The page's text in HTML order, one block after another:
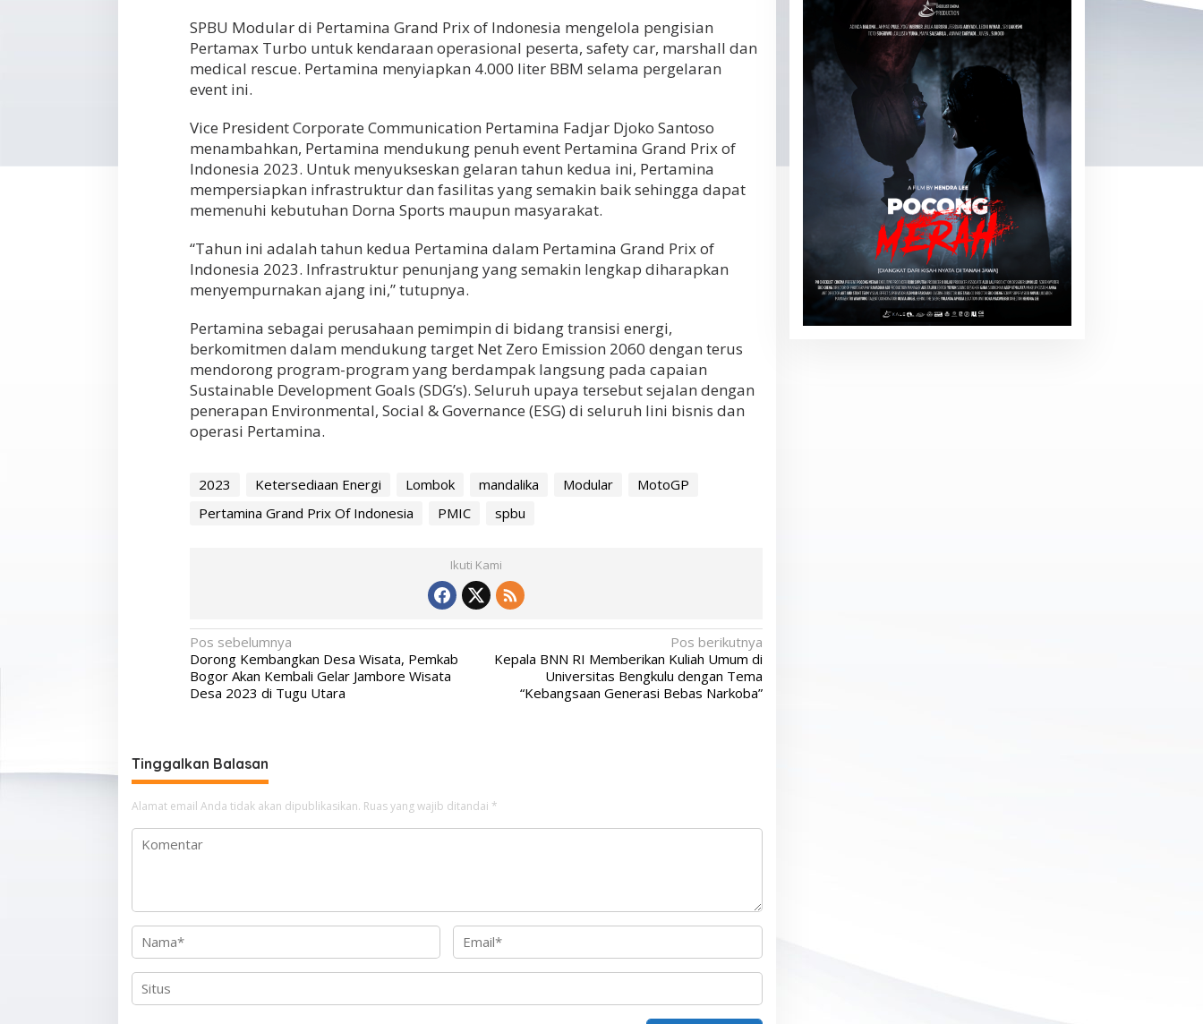
SPBU Modular di Pertamina Grand Prix of Indonesia mengelola pengisian
Pertamax Turbo untuk kendaraan operasional peserta, safety car, marshall dan
medical rescue. Pertamina menyiapkan 4.000 liter BBM selama pergelaran
event ini.
Vice President Corporate Communication Pertamina Fadjar Djoko Santoso
menambahkan, Pertamina mendukung penuh event Pertamina Grand Prix of
Indonesia 2023. Untuk menyukseskan gelaran tahun kedua ini, Pertamina
mempersiapkan infrastruktur dan fasilitas yang semakin baik sehingga dapat
memenuhi kebutuhan Dorna Sports maupun masyarakat.
“Tahun ini adalah tahun kedua Pertamina dalam Pertamina Grand Prix of
Indonesia 2023. Infrastruktur penunjang yang semakin lengkap diharapkan
menyempurnakan ajang ini,” tutupnya.
Pertamina sebagai perusahaan pemimpin di bidang transisi energi,
berkomitmen dalam mendukung target Net Zero Emission 2060 dengan terus
mendorong program-program yang berdampak langsung pada capaian
Sustainable Development Goals (SDG’s). Seluruh upaya tersebut sejalan dengan
penerapan Environmental, Social & Governance (ESG) di seluruh lini bisnis dan
operasi Pertamina.
2023 Ketersediaan Energi Lombok mandalika Modular
MotoGP
Pertamina Grand Prix Of Indonesia
PMIC spbu
Ikuti Kami
N
a
v
a
s
i
p
Pos sebelumnya
Dorong Kembangkan Desa Wisata, Pemkab
Bogor Akan Kembali Gelar Jambore Wisata
Desa 2023 di Tugu Utara
Pos berikutnya
Kepala BNN RI Memberikan Kuliah Umum di
Universitas Bengkulu dengan Tema
“Kebangsaan Generasi Bebas Narkoba”
Tinggalkan Balasan
Alamat email Anda tidak akan dipublikasikan. Ruas yang wajib ditandai *